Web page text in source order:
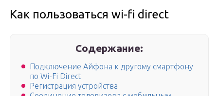
Как пользоваться wi-fi direct
Содержание:
Подключение Айфона к другому смартфону
по Wi-Fi Direct
Регистрация устройства